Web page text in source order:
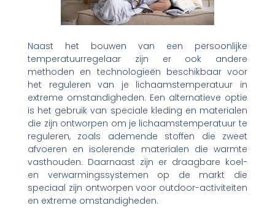
Naast het bouwen van een persoonlijke
temperatuurregelaar zijn er ook andere
methoden en technologieën beschikbaar voor
het reguleren van je lichaamstemperatuur in
extreme omstandigheden. Een alternatieve optie
is het gebruik van speciale kleding en materialen
die zijn ontworpen om je lichaamstemperatuur te
reguleren, zoals ademende stoffen die zweet
afvoeren en isolerende materialen die warmte
vasthouden. Daarnaast zijn er draagbare koel-
en verwarmingssystemen op de markt die
speciaal zijn ontworpen voor outdoor-activiteiten
en extreme omstandigheden.